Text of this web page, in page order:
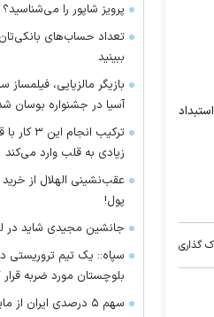
گذاری
پرویز شاپور را می‌شناسید؟
تعداد حساب‌های بانکی‌تان
ببینید
بازیگر مالزیایی، فیلمساز
آسیا در جشنواره بوسان
ترکیب انجام
زیادی به قلب وارد می‌کند
عقب‌نشینی الهلال از
پول!
جانشین مجیدی شاید در
سپاه:: یک تیم تروریستی
بلوچستان مورد ضربه
سهم ۵ درصدی ایران